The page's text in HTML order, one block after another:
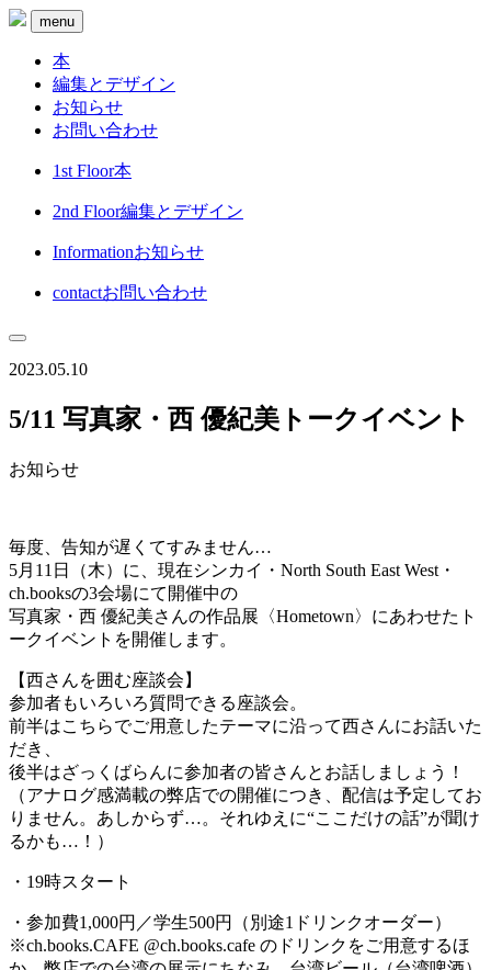
menu
本
編集とデザイン
お知らせ
お問い合わせ
1st Floor本
2nd Floor編集とデザイン
Informationお知らせ
contactお問い合わせ
2023.05.10
5/11 写真家・西 優紀美トークイベント
お知らせ
毎度、告知が遅くてすみません…
5月11日（木）に、現在シンカイ・North South East West・
ch.booksの3会場にて開催中の
写真家・西 優紀美さんの作品展〈Hometown〉にあわせたト
ークイベントを開催します。
【西さんを囲む座談会】
参加者もいろいろ質問できる座談会。
前半はこちらでご用意したテーマに沿って西さんにお話いた
だき、
後半はざっくばらんに参加者の皆さんとお話しましょう！
（アナログ感満載の弊店での開催につき、配信は予定してお
りません。あしからず…。それゆえに“ここだけの話”が聞け
るかも…！）
・19時スタート
・参加費1,000円／学生500円（別途1ドリンクオーダー）
※ch.books.CAFE @ch.books.cafe のドリンクをご用意するほ